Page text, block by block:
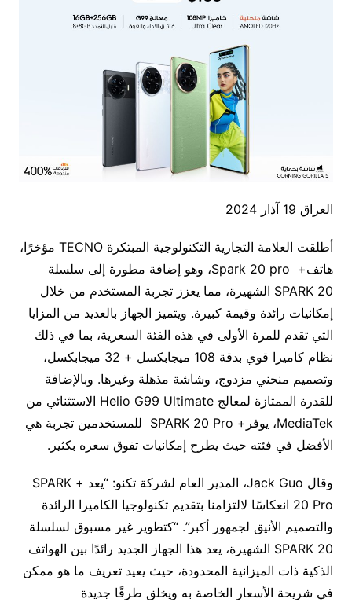
العراق 19 آذار 2024
أطلقت العلامة التجارية التكنولوجية المبتكرة TECNO مؤخرًا،
هاتف+ Spark 20 pro، وهو إضافة مطورة إلى سلسلة
SPARK 20 الشهيرة، مما يعزز تجربة المستخدم من خلال
إمكانيات رائدة وقيمة كبيرة. ويتميز الجهاز بالعديد من المزايا
التي تقدم للمرة الأولى في هذه الفئة السعرية، بما في ذلك
نظام كاميرا قوي بدقة 108 ميجابكسل + 32 ميجابكسل،
وتصميم منحني مزدوج، وشاشة مذهلة وغيرها. وبالإضافة
للقدرة الممتازة لمعالج Helio G99 Ultimate الاستثنائي من
MediaTek، يوفر+ SPARK 20 Pro للمستخدمين تجربة هي
الأفضل في فئته حيث يطرح إمكانيات تفوق سعره بكثير.
وقال Jack Guo، المدير العام لشركة تكنو: “يعد + SPARK
20 Pro انعكاسًا لالتزامنا بتقديم تكنولوجيا الكاميرا الرائدة
والتصميم الأنيق لجمهور أكبر”. “كتطوير غير مسبوق لسلسلة
SPARK 20 الشهيرة، يعد هذا الجهاز الجديد رائدًا بين الهواتف
الذكية ذات الميزانية المحدودة، حيث يعيد تعريف ما هو ممكن
في شريحة الأسعار الخاصة به ويخلق طرقًا جديدة